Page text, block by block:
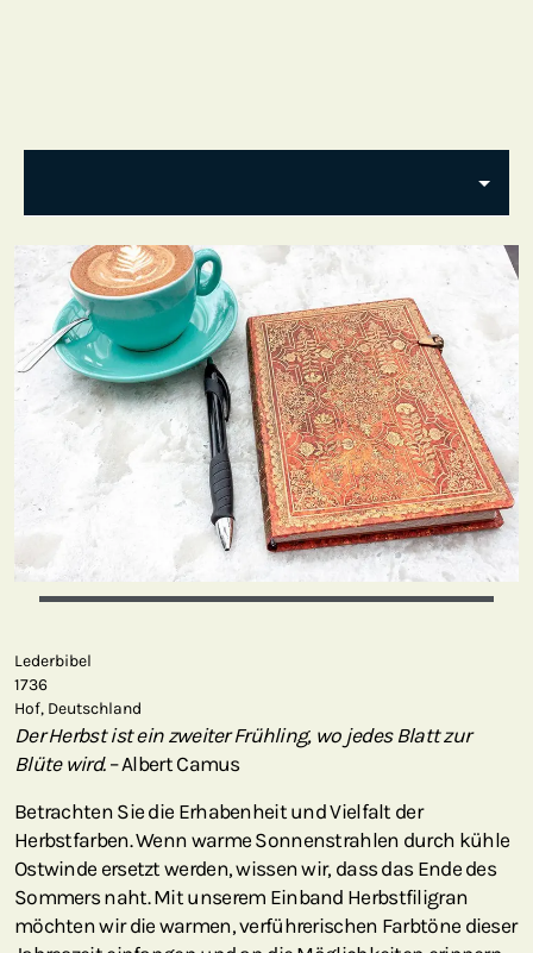
Lederbibel
1736
Hof, Deutschland
Der Herbst ist ein zweiter Frühling, wo jedes Blatt zur
Blüte wird.– Albert Camus
Betrachten Sie die Erhabenheit und Vielfalt der
Herbstfarben. Wenn warme Sonnenstrahlen durch kühle
Ostwinde ersetzt werden, wissen wir, dass das Ende des
Sommers naht. Mit unserem Einband Herbstfiligran
möchten wir die warmen, verführerischen Farbtöne dieser